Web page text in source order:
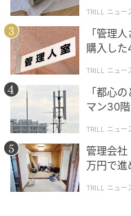
一部曜日の人員削減
タクシー手配サービ
共用備品貸出縮小
しかし、それでも管理
の毎月の負担は、約9
ったのです。
サービスは減った
TRILL ニュー
「管理
購入した
TRILL ニュー
「都心
マン30
TRILL ニュー
管理会社
万円で進
TRILL ニュー